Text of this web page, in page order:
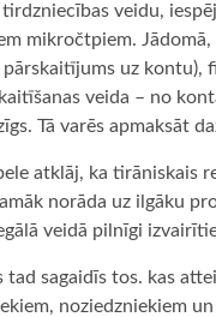
veidu,
mikročtpiem.
pārskaitījums uz
veida – no
Tā varēs apmaksāt
atklāj, ka tirāniskais
norāda uz ilgāku
veidā pilnīgi
tad sagaidīs tos. kas
noziedzniekiem